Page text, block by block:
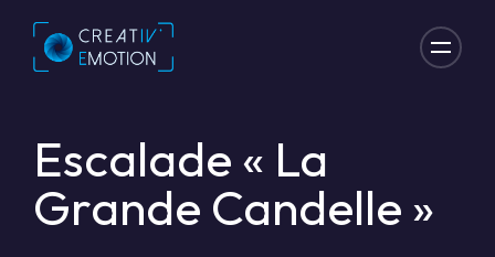
Escalade « La
Grande Candelle »